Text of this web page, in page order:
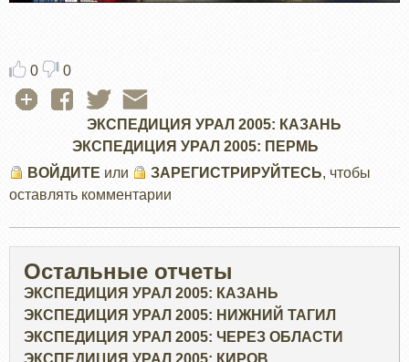
0 0
ЭКСПЕДИЦИЯ УРАЛ 2005: КАЗАНЬ
ЭКСПЕДИЦИЯ УРАЛ 2005: ПЕРМЬ
ВОЙДИТЕ или ЗАРЕГИСТРИРУЙТЕСЬ, чтобы
оставлять комментарии
Остальные отчеты
ЭКСПЕДИЦИЯ УРАЛ 2005: КАЗАНЬ
ЭКСПЕДИЦИЯ УРАЛ 2005: НИЖНИЙ ТАГИЛ
ЭКСПЕДИЦИЯ УРАЛ 2005: ЧЕРЕЗ ОБЛАСТИ
ЭКСПЕДИЦИЯ УРАЛ 2005: КИРОВ